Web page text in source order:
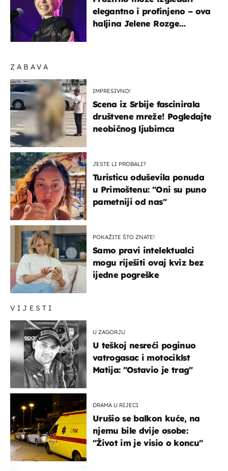
VIJESTI
U ZAGORJU
U teškoj nesreći poginuo
vatrogasac i motociklst
Matija: "Ostavio je trag"
DRAMA U RIJECI
Urušio se balkon kuće, na
njemu bile dvije osobe:
"Život im je visio o koncu"
ZABAVA
IMPRESIVNO!
Scena iz Srbije fascinirala
društvene mreže! Pogledajte
neobičnog ljubimca
JESTE LI PROBALI?
Turisticu oduševila ponuda
u Primoštenu: "Oni su puno
pametniji od nas"
POKAŽITE ŠTO ZNATE!
Samo pravi intelektualci
mogu riješiti ovaj kviz bez
ijedne pogreške
elegantno i profinjeno – ova
haljina Jelene Rozge